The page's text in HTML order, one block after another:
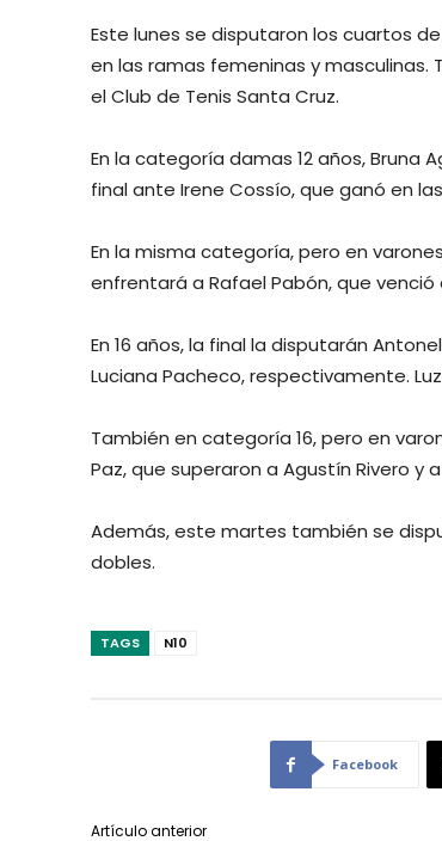
Este lunes se disputaron los cuartos
en las ramas femeninas y masculinas.
el Club de Tenis Santa Cruz.
En la categoría damas 12 años, Bruna
final ante Irene Cossío, que ganó en
En la misma categoría, pero en
enfrentará a Rafael Pabón, que venció
En 16 años, la final la disputarán
Luciana Pacheco, respectivamente.
También en categoría 16, pero en
Paz, que superaron a Agustín Rivero y
Además, este martes también se
dobles.
TAGS N10
Facebook
Artículo anterior